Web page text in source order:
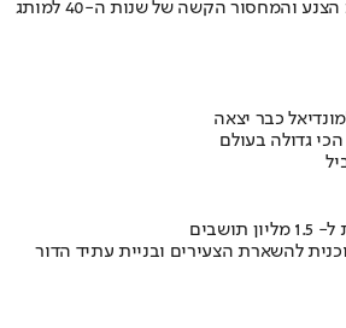
איך אסם הפכה את תקופת הצנע והמחסור הקשה של שנות ה-40 למותג
כבר יצאה
גדולה בעולם
להשארת הצעירים ובניית עתיד הדור